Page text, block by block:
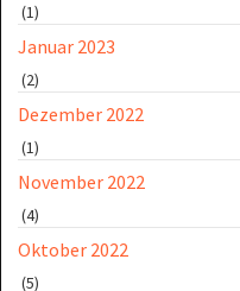
(1)
Januar 2023
(2)
Dezember 2022
(1)
November 2022
(4)
Oktober 2022
(5)